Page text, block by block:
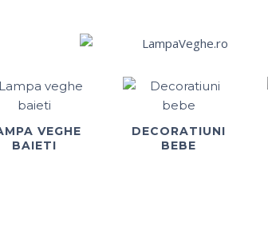
VEGHE
BAIETI
DECORATIUNI
BEBE